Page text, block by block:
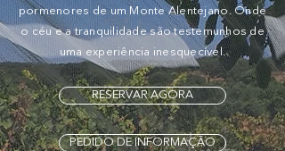
pormenores de um Monte Alentejano. Onde
o céu e a tranquilidade são testemunhos de
uma experiência inesquecível.
RESERVAR AGORA
PEDIDO DE INFORMAÇÃO